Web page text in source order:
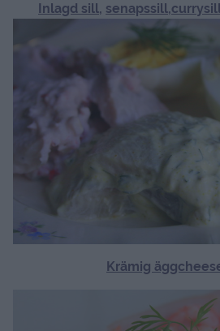
Inlagd sill, senapssill,
Krämig